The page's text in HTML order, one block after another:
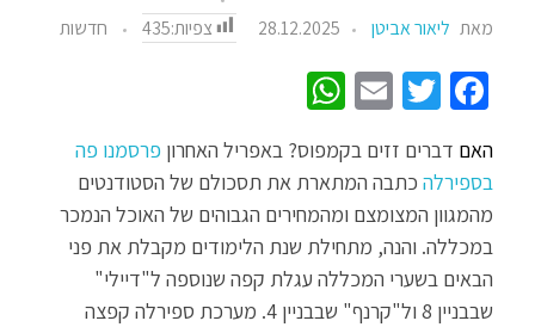
מאת ליאור אביטן 28.12.2025 צפיות:435 חדשות
Fa
b
o
o
k
T
tt
er
E
ail
at
sA
p
p
האם דברים זזים בקמפוס? באפריל האחרון פרסמנו פה
בספירלה כתבה המתארת את תסכולם של הסטודנטים
מהמגוון המצומצם ומהמחירים הגבוהים של האוכל הנמכר
במכללה. והנה, מתחילת שנת הלימודים מקבלת את פני
הבאים בשערי המכללה עגלת קפה שנוספה ל"דיילי"
שבבניין 8 ול"קרנף" שבבניין 4. מערכת ספירלה קפצה